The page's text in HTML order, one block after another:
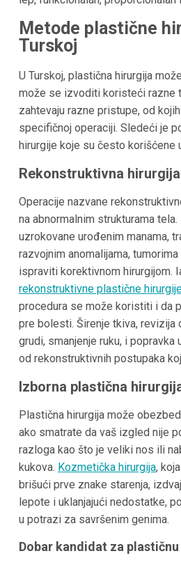
Metode plastične
Turskoj
U Turskoj, plastična hirurgija
može se izvoditi koristeći razne
zahtevaju razne pristupe, od
specifičnoj operaciji. Sledeći je
hirurgije koje su često korišćene
Rekonstruktivna hirurgija
Operacije nazvane
na abnormalnim strukturama
uzrokovane urođenim manama,
razvojnim anomalijama,
ispraviti korektivnom hirurgijom.
rekonstruktivne plastične
procedura se može koristiti i da
pre bolesti. Širenje tkiva, revizija
grudi, smanjenje ruku, i popravka
od rekonstruktivnih postupaka
Izborna plastična
Plastična hirurgija može
ako smatrate da vaš izgled nije
razloga kao što je veliki nos ili
kukova. Kozmetička hirurgija,
brišući prve znake starenja,
lepote i uklanjajući nedostatke,
u potrazi za savršenim genima.
Dobar kandidat za